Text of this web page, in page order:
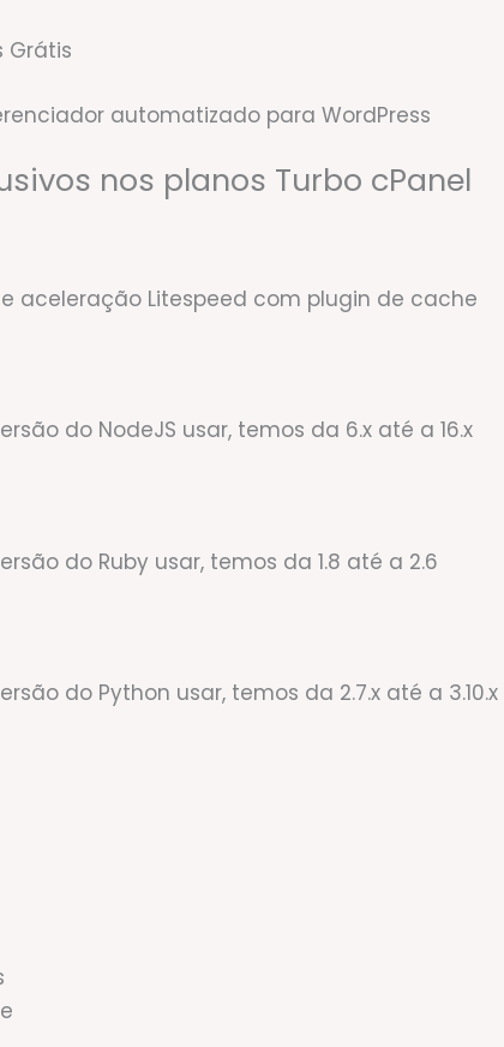
automatizado para WordPress
nos planos Turbo cPanel
aceleração Litespeed com plugin de cache
do NodeJS usar, temos da 6.x até a 16.x
do Ruby usar, temos da 1.8 até a 2.6
do Python usar, temos da 2.7.x até a 3.10.x